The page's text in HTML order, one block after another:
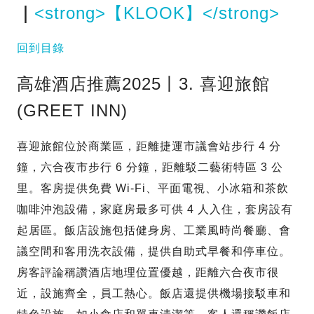
<strong>【KLOOK】</strong>
回到目錄
高雄酒店推薦2025丨3. 喜迎旅館
(GREET INN)
喜迎旅館位於商業區，距離捷運市議會站步行 4 分
鐘，六合夜市步行 6 分鐘，距離駁二藝術特區 3 公
里。客房提供免費 Wi-Fi、平面電視、小冰箱和茶飲
咖啡沖泡設備，家庭房最多可供 4 人入住，套房設有
起居區。飯店設施包括健身房、工業風時尚餐廳、會
議空間和客用洗衣設備，提供自助式早餐和停車位。
房客評論稱讚酒店地理位置優越，距離六合夜市很
近，設施齊全，員工熱心。飯店還提供機場接駁車和